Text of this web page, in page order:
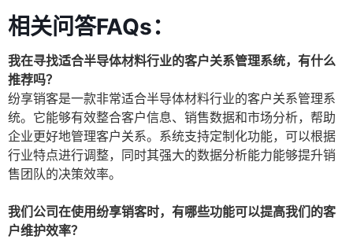
相关问答FAQs：
我在寻找适合半导体材料行业的客户关系管理系统，有什么
推荐吗？
纷享销客是一款非常适合半导体材料行业的客户关系管理系
统。它能够有效整合客户信息、销售数据和市场分析，帮助
企业更好地管理客户关系。系统支持定制化功能，可以根据
行业特点进行调整，同时其强大的数据分析能力能够提升销
售团队的决策效率。
我们公司在使用纷享销客时，有哪些功能可以提高我们的客
户维护效率？